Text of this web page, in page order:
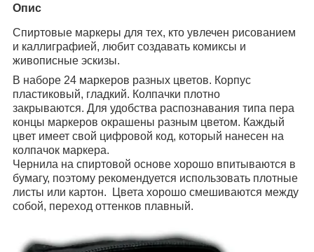
Опис
Спиртовые маркеры для тех, кто увлечен рисованием
и каллиграфией, любит создавать комиксы и
живописные эскизы.
В наборе 24 маркеров разных цветов. Корпус
пластиковый, гладкий. Колпачки плотно
закрываются. Для удобства распознавания типа пера
концы маркеров окрашены разным цветом. Каждый
цвет имеет свой цифровой код, который нанесен на
колпачок маркера.
Чернила на спиртовой основе хорошо впитываются в
бумагу, поэтому рекомендуется использовать плотные
листы или картон. Цвета хорошо смешиваются между
собой, переход оттенков плавный.